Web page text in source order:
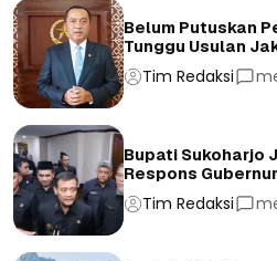
Belum Putuskan
Tunggu Usulan
Tim Redaksi
Bupati Sukoharjo
Respons
Tim Redaksi